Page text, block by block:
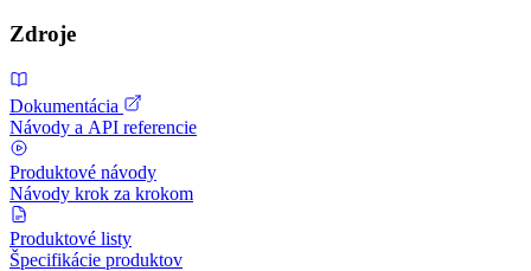
Zdroje
Dokumentácia
Návody a API referencie
Produktové návody
Návody krok za krokom
Produktové listy
Špecifikácie produktov